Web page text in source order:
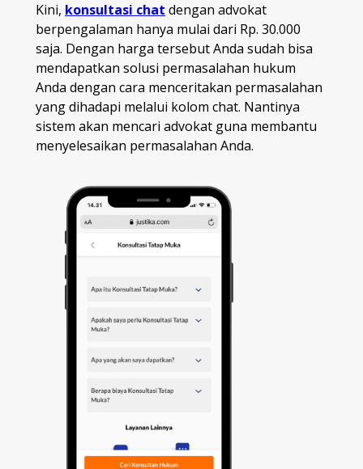
Kini, konsultasi chat dengan advokat
berpengalaman hanya mulai dari Rp. 30.000
saja. Dengan harga tersebut Anda sudah bisa
mendapatkan solusi permasalahan hukum
Anda dengan cara menceritakan permasalahan
yang dihadapi melalui kolom chat. Nantinya
sistem akan mencari advokat guna membantu
menyelesaikan permasalahan Anda.